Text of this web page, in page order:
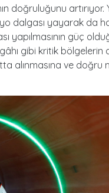
doğruluğunu artırıyor.
dalgası yayarak da
yapılmasının güç
gibi kritik bölgelerin
alınmasına ve doğru